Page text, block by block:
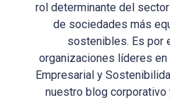
rol determinante del
de sociedades más
sostenibles. Es por
organizaciones líderes
Empresarial y
nuestro blog corporativo